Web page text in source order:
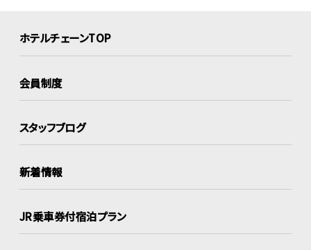
ホテルチェーンTOP
会員制度
スタッフブログ
新着情報
JR乗車券付宿泊プラン